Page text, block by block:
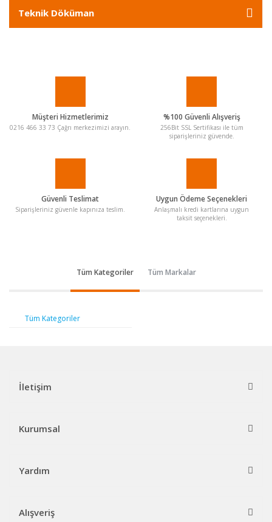
Teknik Döküman
Müşteri Hizmetlerimiz
0216 466 33 73 Çağrı merkezimizi arayın.
%100 Güvenli Alışveriş
256Bit SSL Sertifikası ile tüm
siparişleriniz güvende.
Güvenli Teslimat
Siparişleriniz güvenle kapınıza teslim.
Uygun Ödeme Seçenekleri
Anlaşmalı kredi kartlarına uygun
taksit seçenekleri.
Tüm Kategoriler Tüm Markalar
Tüm Kategoriler
İletişim
Kurumsal
Yardım
Alışveriş